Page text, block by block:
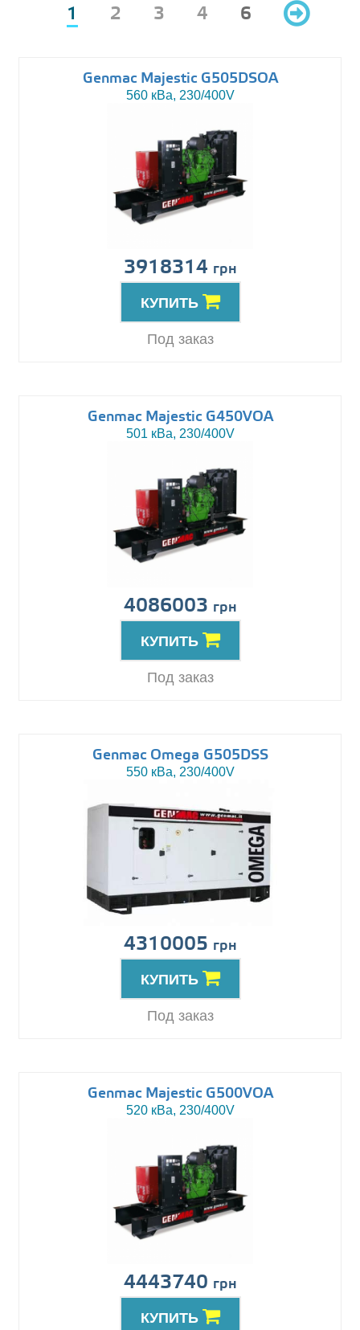
1 2 3 4 6
Genmac Majestic G505DSOA
560 кВа, 230/400V
3918314 грн
КУПИТЬ
Под заказ
Genmac Majestic G450VOA
501 кВа, 230/400V
4086003 грн
КУПИТЬ
Под заказ
Genmac Omega G505DSS
550 кВа, 230/400V
4310005 грн
КУПИТЬ
Под заказ
Genmac Majestic G500VOA
520 кВа, 230/400V
4443740 грн
КУПИТЬ